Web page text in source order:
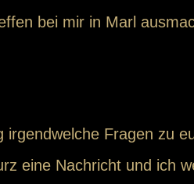
bei mir in Marl
Fragen zu
eine Nachricht und ich